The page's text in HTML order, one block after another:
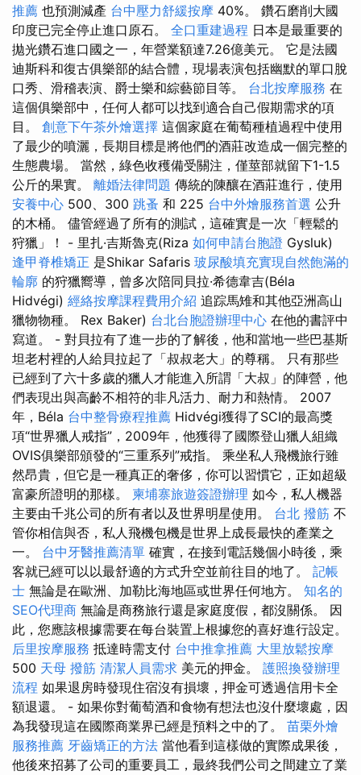
推薦 也預測減產 台中壓力舒緩按摩 40%。 鑽石磨削大國
印度已完全停止進口原石。 全口重建過程 日本是最重要的
拋光鑽石進口國之一，年營業額達7.26億美元。 它是法國
迪斯科和復古俱樂部的結合體，現場表演包括幽默的單口脫
口秀、滑稽表演、爵士樂和綜藝節目等。 台北按摩服務 在
這個俱樂部中，任何人都可以找到適合自己假期需求的項
目。 創意下午茶外燴選擇 這個家庭在葡萄種植過程中使用
了最少的噴灑，長期目標是將他們的酒莊改造成一個完整的
生態農場。 當然，綠色收穫備受關注，僅莖部就留下1-1.5
公斤的果實。 離婚法律問題 傳統的陳釀在酒莊進行，使用
安養中心 500、300 跳蚤 和 225 台中外燴服務首選 公升
的木桶。 儘管經過了所有的測試，這確實是一次「輕鬆的
狩獵」！ - 里扎·吉斯魯克(Riza 如何申請台胞證 Gysluk)
逢甲脊椎矯正 是Shikar Safaris 玻尿酸填充實現自然飽滿的
輪廓 的狩獵嚮導，曾多次陪同貝拉·希德韋吉(Béla
Hidvégi) 經絡按摩課程費用介紹 追踪馬雉和其他亞洲高山
獵物物種。 Rex Baker) 台北台胞證辦理中心 在他的書評中
寫道。 - 對貝拉有了進一步的了解後，他和當地一些巴基斯
坦老村裡的人給貝拉起了「叔叔老大」的尊稱。 只有那些
已經到了六十多歲的獵人才能進入所謂「大叔」的陣營，他
們表現出與高齡不相符的非凡活力、耐力和熱情。 2007
年，Béla 台中整骨療程推薦 Hidvégi獲得了SCI的最高獎
項“世界獵人戒指”，2009年，他獲得了國際登山獵人組織
OVIS俱樂部頒發的“三重系列”戒指。 乘坐私人飛機旅行雖
然昂貴，但它是一種真正的奢侈，你可以習慣它，正如超級
富豪所證明的那樣。 柬埔寨旅遊簽證辦理 如今，私人機器
主要由千兆公司的所有者以及世界明星使用。 台北 撥筋 不
管你相信與否，私人飛機包機是世界上成長最快的產業之
一。 台中牙醫推薦清單 確實，在接到電話幾個小時後，乘
客就已經可以以最舒適的方式升空並前往目的地了。 記帳
士 無論是在歐洲、加勒比海地區或世界任何地方。 知名的
SEO代理商 無論是商務旅行還是家庭度假，都沒關係。 因
此，您應該根據需要在每台裝置上根據您的喜好進行設定。
后里按摩服務 抵達時需支付 台中推拿推薦 大里放鬆按摩
500 天母 撥筋 清潔人員需求 美元的押金。 護照換發辦理
流程 如果退房時發現住宿沒有損壞，押金可透過信用卡全
額退還。 - 如果你對葡萄酒和食物有想法也沒什麼壞處，因
為我發現這在國際商業界已經是預料之中的了。 苗栗外燴
服務推薦 牙齒矯正的方法 當他看到這樣做的實際成果後，
他後來招募了公司的重要員工，最終我們公司之間建立了業